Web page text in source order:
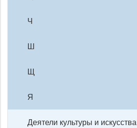
Ч
Ш
Щ
Я
Деятели культуры и искусства